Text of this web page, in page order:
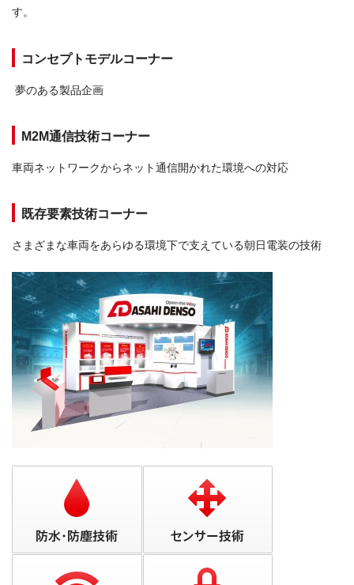
す。
コンセプトモデルコーナー
夢のある製品企画
M2M通信技術コーナー
車両ネットワークからネット通信開かれた環境への対応
既存要素技術コーナー
さまざまな車両をあらゆる環境下で支えている朝日電装の技術